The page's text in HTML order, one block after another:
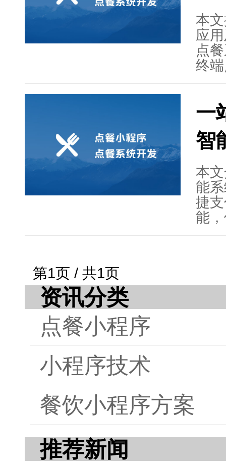
本
应
点
终
系
训
章
一
智
本
能
捷
能
减
第1页 / 共1页
资讯分类
点餐小程序
小程序技术
餐饮小程序方案
推荐新闻